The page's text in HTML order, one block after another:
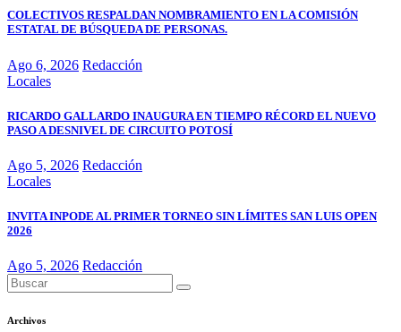
COLECTIVOS RESPALDAN NOMBRAMIENTO EN LA COMISIÓN
ESTATAL DE BÚSQUEDA DE PERSONAS.
Ago 6, 2026 Redacción
Locales
RICARDO GALLARDO INAUGURA EN TIEMPO RÉCORD EL NUEVO
PASO A DESNIVEL DE CIRCUITO POTOSÍ
Ago 5, 2026 Redacción
Locales
INVITA INPODE AL PRIMER TORNEO SIN LÍMITES SAN LUIS OPEN
2026
Ago 5, 2026 Redacción
Archivos